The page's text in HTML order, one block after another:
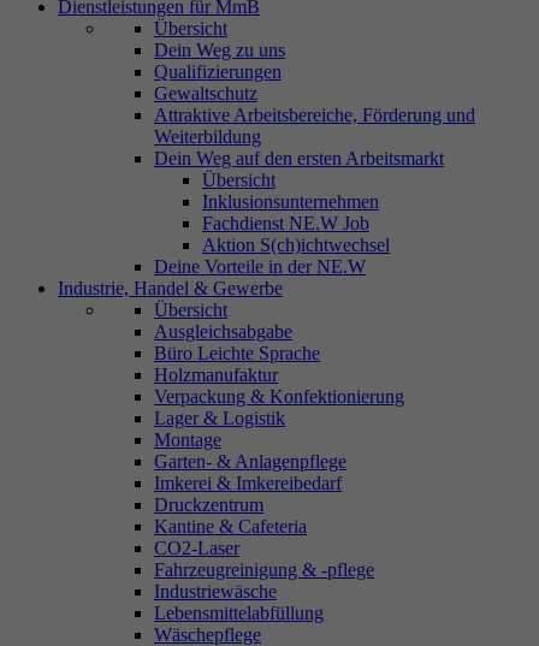
Dienstleistungen für MmB
Übersicht
Dein Weg zu uns
Qualifizierungen
Gewaltschutz
Attraktive Arbeitsbereiche, Förderung und
Weiterbildung
Dein Weg auf den ersten Arbeitsmarkt
Übersicht
Inklusionsunternehmen
Fachdienst NE.W Job
Aktion S(ch)ichtwechsel
Deine Vorteile in der NE.W
Industrie, Handel & Gewerbe
Übersicht
Ausgleichsabgabe
Büro Leichte Sprache
Holzmanufaktur
Verpackung & Konfektionierung
Lager & Logistik
Montage
Garten- & Anlagenpflege
Imkerei & Imkereibedarf
Druckzentrum
Kantine & Cafeteria
CO2-Laser
Fahrzeugreinigung & -pflege
Industriewäsche
Lebensmittelabfüllung
Wäschepflege